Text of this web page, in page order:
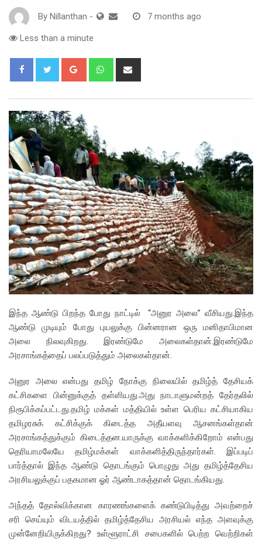
By Nillanthan - 7 months ago
Less than a minute
Google+ Whatsapp
இந்த ஆண்டு பிறந்த போது நாட்டில் “அனுர அலை” வீசியது.இந்த
ஆண்டு முடியும் போது புயலுக்கு பின்னரான ஒரு மனிதாபிமான
அலை நிலவுகிறது. இரண்டுமே அலைகள்தான்.இரண்டுமே
அரசாங்கத்தைப் பலப்படுத்தும் அலைகள்தான்.
அனுர அலை என்பது தமிழ் நோக்கு நிலையில் தமிழ்த் தேசியக்
கட்சிகளை பின்னுக்குத் தள்ளியது.அது நாடாளுமன்றத் தேர்தலில்
நிரூபிக்கப்பட்டது.தமிழ் மக்கள் மத்தியில் உள்ள பெரிய கட்சியாகிய
தமிழரசுக் கட்சிக்குக் கிடைத்த அதீயளவு ஆசனங்கள்தான்
அரசாங்கத்துக்கும் கிடைத்தன.யாருக்கு வாக்களிக்கிறோம் என்பது
தெரியாமலேயே தமிழ்மக்கள் வாக்களித்திருந்தார்கள். இப்படிப்
பார்த்தால் இந்த ஆண்டு தொடங்கும் பொழுது அது தமிழ்த்தேசிய
அரசியலுக்குப் பதகமான ஓர் ஆண்டாகத்தான் தொடங்கியது.
அந்தத் தோல்விக்கான காரணங்களைக் கண்டுபிடித்து அவற்றைச்
சரி செய்யும் விடயத்தில் தமிழ்த்தேசிய அரசியல் எந்த அளவுக்கு
முன்னேறியிருக்கிறது? உள்ளூராட்சி சபைகளில் பெற்ற வெற்றிகள்